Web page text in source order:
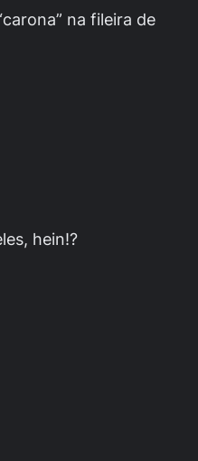
na fileira de
hein!?